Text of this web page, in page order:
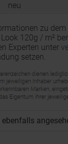
neu
zu
120g / m²
Experten unter
setzen.